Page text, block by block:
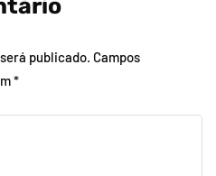
publicado. Campos
*